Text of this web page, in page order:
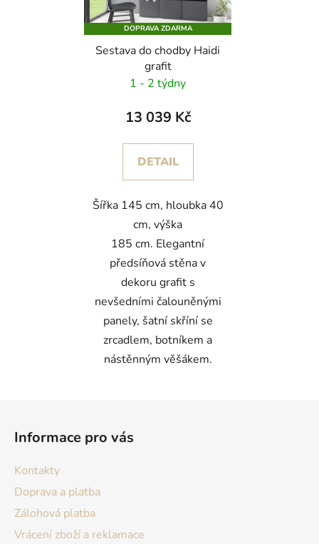
DOPRAVA ZDARMA
Sestava do chodby Haidi
grafit
1 - 2 týdny
13 039 Kč
DETAIL
Šířka 145 cm, hloubka 40
cm, výška
185 cm. Elegantní
předsíňová stěna v
dekoru grafit s
nevšedními čalouněnými
panely, šatní skříní se
zrcadlem, botníkem a
nástěnným věšákem.
Informace pro vás
Kontakty
Doprava a platba
Zálohová platba
Vrácení zboží a reklamace